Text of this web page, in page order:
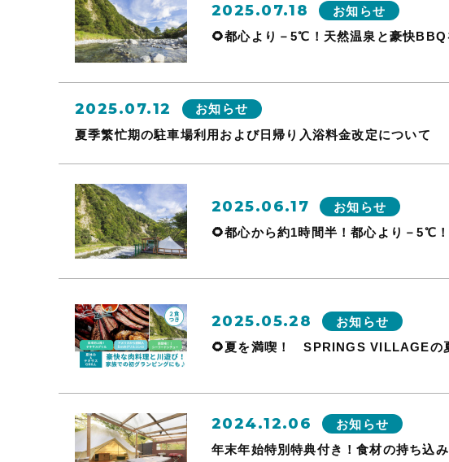
2025.07.18
お知らせ
🌻都心より－5℃！天然温泉と豪快BBQ
2025.07.12
お知らせ
夏季繁忙期の駐車場利用および日帰り入浴料金改定について
2025.06.17
お知らせ
🌻都心から約1時間半！都心より－5℃！
2025.05.28
お知らせ
🌻夏を満喫！ SPRINGS VILLAGEの
2024.12.06
お知らせ
年末年始特別特典付き！食材の持ち込